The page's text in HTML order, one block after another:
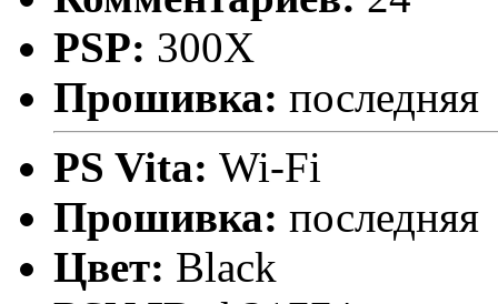
PSP: 300X
Прошивка: последняя
PS Vita: Wi-Fi
Прошивка: последняя
Цвет: Black